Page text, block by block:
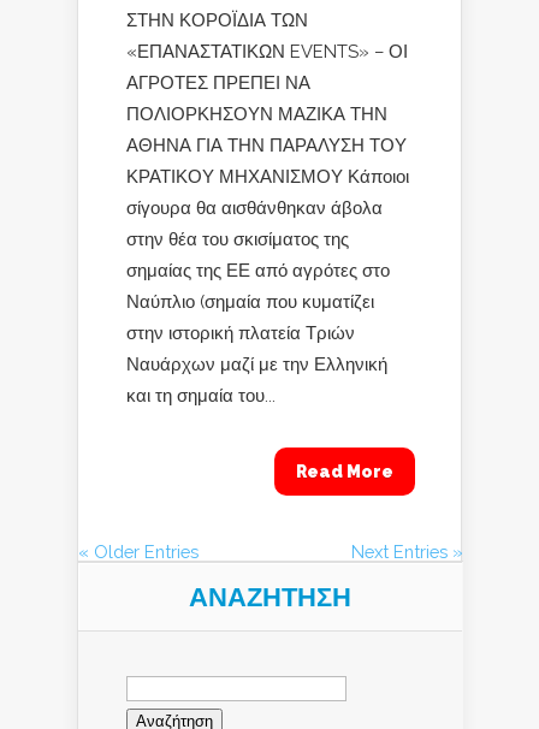
ΣΤΗΝ ΚΟΡΟΪΔΙΑ ΤΩΝ
«ΕΠΑΝΑΣΤΑΤΙΚΩΝ EVENTS» – ΟΙ
ΑΓΡΟΤΕΣ ΠΡΕΠΕΙ ΝΑ
ΠΟΛΙΟΡΚΗΣΟΥΝ ΜΑΖΙΚΑ ΤΗΝ
ΑΘΗΝΑ ΓΙΑ ΤΗΝ ΠΑΡΑΛΥΣΗ ΤΟΥ
ΚΡΑΤΙΚΟΥ ΜΗΧΑΝΙΣΜΟΥ Κάποιοι
σίγουρα θα αισθάνθηκαν άβολα
στην θέα του σκισίματος της
σημαίας της ΕΕ από αγρότες στο
Ναύπλιο (σημαία που κυματίζει
στην ιστορική πλατεία Τριών
Ναυάρχων μαζί με την Ελληνική
και τη σημαία του...
Read More
« Older Entries Next Entries »
ΑΝΑΖΉΤΗΣΗ
Αναζήτηση